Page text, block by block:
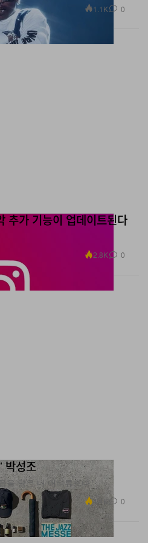
1.1K 0
추가 기능이 업데이트된다
2.8K 0
박성조
을 담은 내 애티튜드다.”
4.4K 0